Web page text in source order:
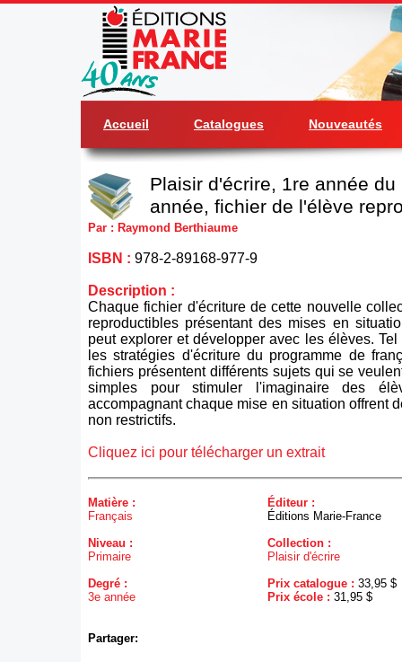
Accueil Catalogues Nouveautés
Plaisir d'écrire, 1re année
année, fichier de l'élève
Par : Raymond Berthiaume
ISBN : 978-2-89168-977-9
Description :
Chaque fichier d'écriture de cette nouvelle
reproductibles présentant des mises en
peut explorer et développer avec les élèves.
les stratégies d'écriture du programme de
fichiers présentent différents sujets qui se
simples pour stimuler l'imaginaire des
accompagnant chaque mise en situation offrent
non restrictifs.
Cliquez ici pour télécharger un extrait
Matière :
Français
Niveau :
Primaire
Degré :
3e année
Éditeur :
Éditions Marie-France
Collection :
Plaisir d'écrire
Prix catalogue : 33,95 $
Prix école : 31,95 $
Partager: